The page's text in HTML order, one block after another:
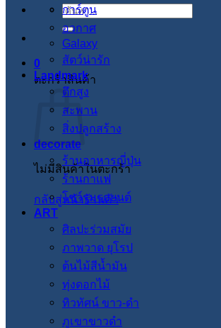
ค้นหา:
0
ตะกร้าสินค้า
ไม่มีสินค้าในตะกร้า
กลับสู่หน้าร้านค้า
การ์ตูน
อวกาศ
Galaxy
สัตว์น่ารัก
Landmark
ตึกสูง
สะพาน
สิ่งปลูกสร้าง
decorate
ร้านอาหารญี่ปุ่น
ร้านกาแฟ
โชว์รูมรถยนต์
ART
ศิลปะร่วมสมัย
ภาพวาด ยุโรป
ต้นไม้สีน้ำมัน
ทุ่งดอกไม้
ทิวทัศน์ ขาว-ดำ
ภูเขาขาวดำ